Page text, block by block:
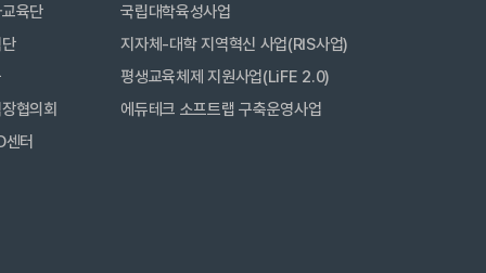
육단
협의회
터
국립대학육성사업
지자체-대학 지역혁신 사업(RIS사업)
평생교육체제 지원사업(LiFE 2.0)
에듀테크 소프트랩 구축운영사업